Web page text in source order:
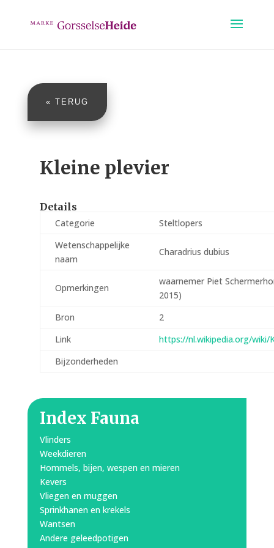
« TERUG
Kleine plevier
Details
Categorie
Steltlopers
Wetenschappelijke
naam
Charadrius dubius
Opmerkingen
waarnemer Piet
2015)
Bron
2
Link
https://nl.wikipedia.org/wiki/
Bijzonderheden
Index Fauna
Vlinders
Weekdieren
Hommels, bijen, wespen en mieren
Kevers
Vliegen en muggen
Sprinkhanen en krekels
Wantsen
Andere geleedpotigen